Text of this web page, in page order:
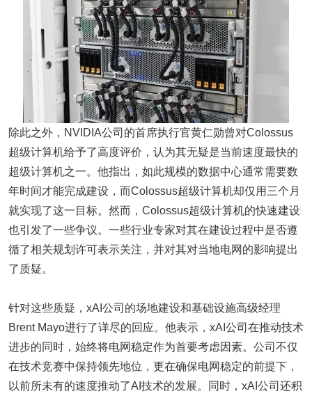
除此之外，NVIDIA公司的首席执行官黄仁勋曾对Colossus
超级计算机给予了高度评价，认为其无疑是当前速度最快的
超级计算机之一。他指出，如此规模的数据中心通常需要数
年时间才能完成建设，而Colossus超级计算机却仅用三个月
就实现了这一目标。然而，Colossus超级计算机的快速建设
也引发了一些争议。一些行业专家对其在建设过程中是否遵
循了相关规划许可表示关注，并对其对当地电网的影响提出
了质疑。
针对这些质疑，xAI公司的场地建设和基础设施高级经理
Brent Mayo进行了详尽的回应。他表示，xAI公司在推动技术
进步的同时，始终将电网稳定作为首要考虑因素。公司不仅
在技术竞赛中保持领先地位，更在确保电网稳定的前提下，
以前所未有的速度推动了AI技术的发展。同时，xAI公司还积